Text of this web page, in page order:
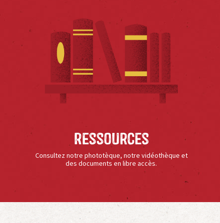
Ressources
Consultez notre phototèque, notre vidéothèque et
des documents en libre accès.